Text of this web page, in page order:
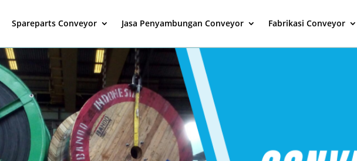
Spareparts Conveyor Jasa Penyambungan Conveyor Fabrikasi Conveyor